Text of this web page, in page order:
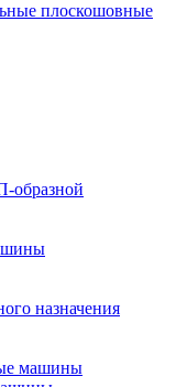
плоскошовные
образной
назначения
машины